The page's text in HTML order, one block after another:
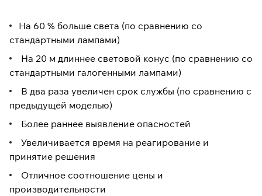
На 60 % больше света (по сравнению со
стандартными лампами)
На 20 м длиннее световой конус (по сравнению со
стандартными галогенными лампами)
В два раза увеличен срок службы (по сравнению с
предыдущей моделью)
Более раннее выявление опасностей
Увеличивается время на реагирование и
принятие решения
Отличное соотношение цены и
производительности